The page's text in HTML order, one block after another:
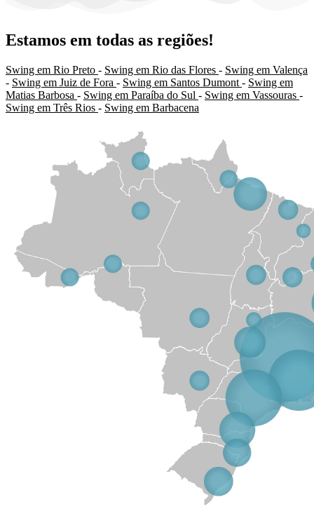
Estamos em todas as regiões!
Swing em Rio Preto - Swing em Rio das Flores - Swing em Valença
- Swing em Juiz de Fora - Swing em Santos Dumont - Swing em
Matias Barbosa - Swing em Paraíba do Sul - Swing em Vassouras -
Swing em Três Rios - Swing em Barbacena